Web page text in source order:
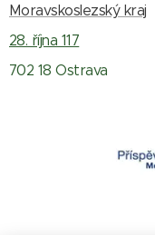
Moravskoslezský kraj
28. října 117
702 18 Ostrava